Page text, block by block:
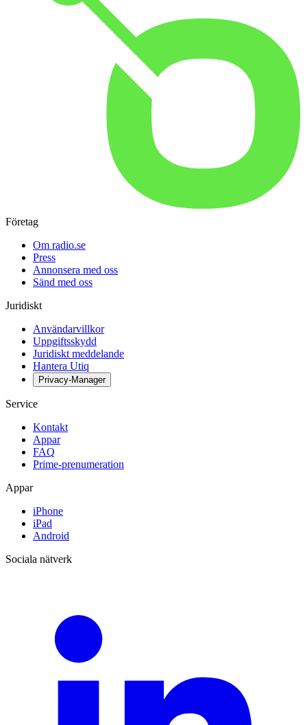
Företag
Om radio.se
Press
Annonsera med oss
Sänd med oss
Juridiskt
Användarvillkor
Uppgiftsskydd
Juridiskt meddelande
Hantera Utiq
Privacy-Manager
Service
Kontakt
Appar
FAQ
Prime-prenumeration
Appar
iPhone
iPad
Android
Sociala nätverk